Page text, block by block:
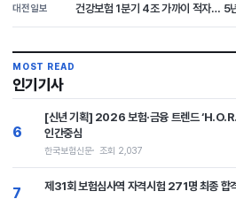
대전일보 건강보험 1분기 4조 가까이 적자… 5
MOST READ
인기기사
6
[신년 기획] 2026 보험·금융 트렌드
인간중심
한국보험신문 조회 2,037
7 제31회 보험심사역 자격시험 271명 최종 합